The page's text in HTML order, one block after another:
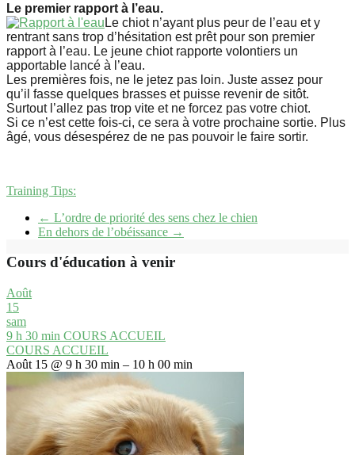
Le premier rapport à l’eau.
Le chiot n’ayant plus peur de l’eau et y
rentrant sans trop d’hésitation est prêt pour son premier
rapport à l’eau. Le jeune chiot rapporte volontiers un
apportable lancé à l’eau.
Les premières fois, ne le jetez pas loin. Juste assez pour
qu’il fasse quelques brasses et puisse revenir de sitôt.
Surtout l’allez pas trop vite et ne forcez pas votre chiot.
Si ce n’est cette fois-ci, ce sera à votre prochaine sortie. Plus
âgé, vous désespérez de ne pas pouvoir le faire sortir.
Training Tips:
← L’ordre de priorité des sens chez le chien
En dehors de l’obéissance →
Cours d'éducation à venir
Août
15
sam
9 h 30 min COURS ACCUEIL
COURS ACCUEIL
Août 15 @ 9 h 30 min – 10 h 00 min